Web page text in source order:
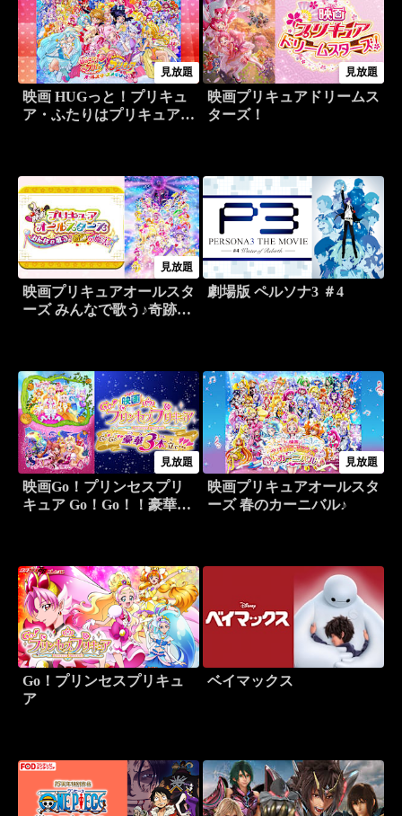
見放題
映画 HUGっと！プリキュ
ア・ふたりはプリキュア
見放題
映画プリキュアドリームス
ターズ！
見放題
映画プリキュアオールスタ
ーズ みんなで歌う♪奇跡の
劇場版 ペルソナ3 ＃4
見放題
映画Go！プリンセスプリ
キュア Go！Go！！豪華3
見放題
映画プリキュアオールスタ
ーズ 春のカーニバル♪
Go！プリンセスプリキュ
ア
ベイマックス